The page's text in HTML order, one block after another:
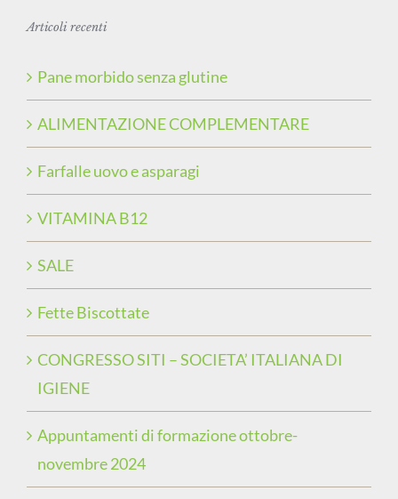
Articoli recenti
Pane morbido senza glutine
ALIMENTAZIONE COMPLEMENTARE
Farfalle uovo e asparagi
VITAMINA B12
SALE
Fette Biscottate
CONGRESSO SITI – SOCIETA’ ITALIANA DI
IGIENE
Appuntamenti di formazione ottobre-
novembre 2024